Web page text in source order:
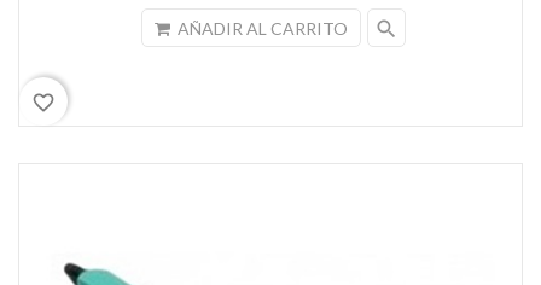
AÑADIR AL CARRITO search
favorite_border